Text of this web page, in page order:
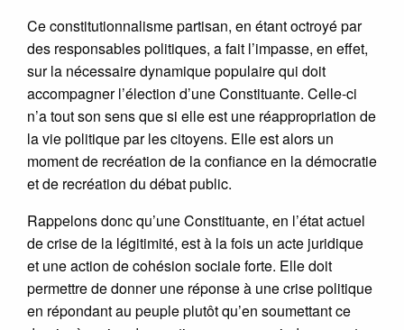
Ce constitutionnalisme partisan, en étant octroyé par
des responsables politiques, a fait l’impasse, en effet,
sur la nécessaire dynamique populaire qui doit
accompagner l’élection d’une Constituante. Celle-ci
n’a tout son sens que si elle est une réappropriation de
la vie politique par les citoyens. Elle est alors un
moment de recréation de la confiance en la démocratie
et de recréation du débat public.
Rappelons donc qu’une Constituante, en l’état actuel
de crise de la légitimité, est à la fois un acte juridique
et une action de cohésion sociale forte. Elle doit
permettre de donner une réponse à une crise politique
en répondant au peuple plutôt qu’en soumettant ce